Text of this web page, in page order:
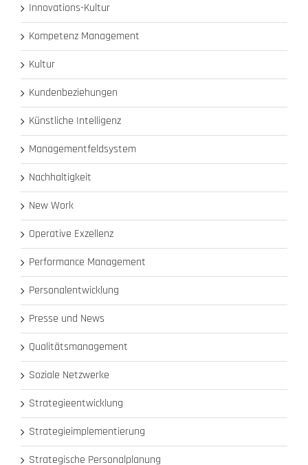
Innovations-Kultur
Kompetenz Management
Kultur
Kundenbeziehungen
Künstliche Intelligenz
Managementfeldsystem
Nachhaltigkeit
New Work
Operative Exzellenz
Performance Management
Personalentwicklung
Presse und News
Qualitätsmanagement
Soziale Netzwerke
Strategieentwicklung
Strategieimplementierung
Strategische Personalplanung